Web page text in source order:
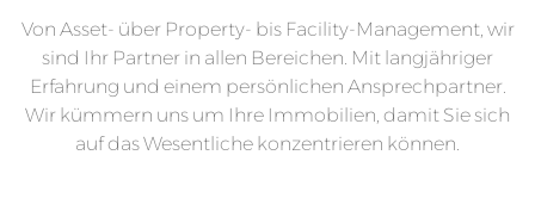
Von Asset- über Property- bis Facility-Management, wir
sind Ihr Partner in allen Bereichen. Mit langjähriger
Erfahrung und einem persönlichen Ansprechpartner.
Wir kümmern uns um Ihre Immobilien, damit Sie sich
auf das Wesentliche konzentrieren können.